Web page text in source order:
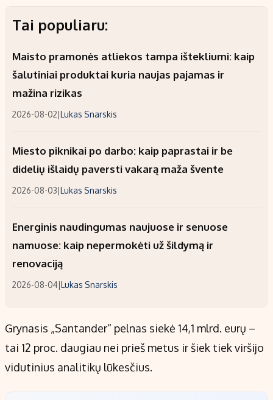
Tai populiaru:
Maisto pramonės atliekos tampa ištekliumi: kaip
šalutiniai produktai kuria naujas pajamas ir
mažina rizikas
2026-08-02|Lukas Snarskis
Miesto piknikai po darbo: kaip paprastai ir be
didelių išlaidų paversti vakarą maža švente
2026-08-03|Lukas Snarskis
Energinis naudingumas naujuose ir senuose
namuose: kaip nepermokėti už šildymą ir
renovaciją
2026-08-04|Lukas Snarskis
Grynasis „Santander“ pelnas siekė 14,1 mlrd. eurų –
tai 12 proc. daugiau nei prieš metus ir šiek tiek viršijo
vidutinius analitikų lūkesčius.